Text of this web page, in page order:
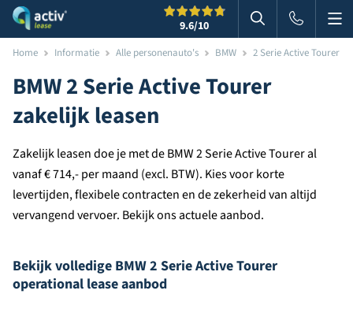
9.6/10 Zoeken in
Home Informatie Alle personenauto's BMW 2 Serie Active Tourer
BMW 2 Serie Active Tourer
zakelijk leasen
Zakelijk leasen doe je met de BMW 2 Serie Active Tourer al
vanaf € 714,- per maand (excl. BTW). Kies voor korte
levertijden, flexibele contracten en de zekerheid van altijd
vervangend vervoer. Bekijk ons actuele aanbod.
Bekijk volledige BMW 2 Serie Active Tourer
operational lease aanbod